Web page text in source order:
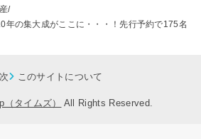
年の集大成がここに・・・！先行予約で175名
このサイトについて
タイムズ） All Rights Reserved.